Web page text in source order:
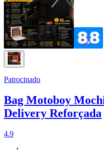
Patrocinado
Bag Motoboy
Delivery Reforçada
4.9